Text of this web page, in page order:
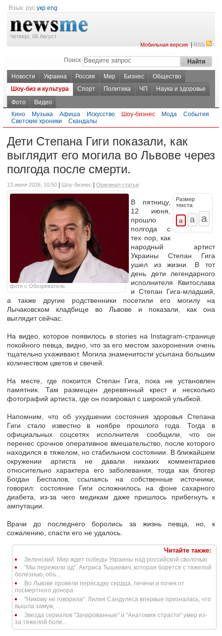
Язык: рус укр eng
Четверг, 06 Август
Мобильная версия|RSS
Поиск
Новости Украина Россия Мир Бизнес
Общество
Шоу-биз и культура
Спорт Политика ЧП
Наука и здоровье
Фото
Видео
Кино
Музыка Афиша Искусство Шоу-бизнес Мода
События
Светские хроники
Скандалы
Дети Степана Гиги показали, как
выглядит его могила во Львове через
полгода после смерти.
13 июня 2026, 10:50 Шоу-бизнес Оригинал статьи
фото с Обозреватель
Размер
текста:
В пятницу,
12 июня,
прошло
полгода с
тех пор, как
народный артист
Украины Степан Гига
ушел из жизни. В тот
день дети легендарного
исполнителя Квитослава
и Степан Гига-младший,
а также другие родственники посетили его могилу на
Лычаковском кладбище во Львове и показали, как она
выглядит сейчас.
На видео, которое появилось в stories на Instagram-странице
покойного певца, видно, что за его местом захоронения очень
тщательно ухаживают. Могила знаменитости усыпана большим
количеством цветов и свечей.
На месте, где покоится Степан Гига, пока не установлен
памятник. Там размещен деревянный крест и несколько
фотографий артиста, где он позировал с широкой улыбкой.
Напомним, что об ухудшении состояния здоровья Степана
Гиги стало известно в ноябре прошлого года. Тогда в
официальных соцсетях исполнителя сообщили, что он
перенес срочное оперативное вмешательство, после которого
находился в тяжелом, но стабильном состоянии. В ближайшем
окружении артиста не давали никаких комментариев
относительно характера его заболевания, тогда как блогер
Богдан Беспалов, ссылаясь на собственные источники,
говорил: состояние Гиги осложнилось на фоне сахарного
диабета, из-за чего медикам даже пришлось прибегнуть к
ампутации.
Врачи до последнего боролись за жизнь певца, но, к
сожалению, спасти его не удалось.
Читайте также:
Зеленский: Мир ждет победы Украины над российской сволочью
"Мы пережили ад". Актриса Тышкевич, которая борется с тяжелой
болезнью, объ...
Во Львове провели пересадку сердца, печени и почек от
посмертного донора
"Никому не говорила". Лилия Сандулеса впервые призналась, что
вышла замуж, ...
Звезда сериалов "Зачарованные" и "Анатомия страсти" умер из-
за тяжелой боле...